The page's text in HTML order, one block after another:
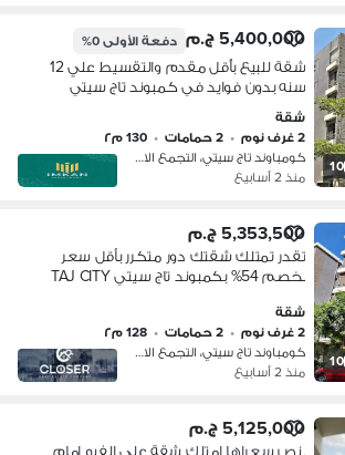
10
5,400,000 ج.م دفعة الأولى0%
شقة للبيع بأٌقل مقدم والتقسيط علي 12
سنه بدون فوايد في كمبوند تاج سيتي
في التجمع الاول - قريبة من مدينه نصر
وكمبوند سراي Taj City
شقة
2 غرف نوم
• 2 حمامات • 130 م٢
كومباوند تاج سيتي، التجمع الاول
منذ 2 أسابيع
10
5,353,500 ج.م
تقدر تمتلك شقتك دور متكرر بأقل سعر
بخصم 54% بكمبوند تاج سيتي TAJ CITY
شقة
2 غرف نوم
• 2 حمامات • 128 م٢
كومباوند تاج سيتي، التجمع الاول
منذ 2 أسابيع
5,125,000 ج.م
بنص سعراها امتلك شقة علي الفيو امام